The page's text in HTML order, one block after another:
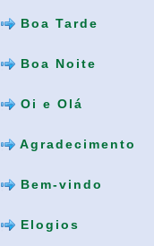
Boa Tarde
Boa Noite
Oi e Olá
Agradecimento
Bem-vindo
Elogios